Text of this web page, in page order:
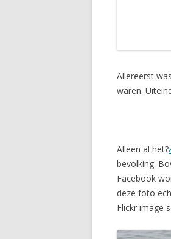
Allereerst
waren.
Alleen al het?
bevolking.
Facebook
deze foto
Flickr image